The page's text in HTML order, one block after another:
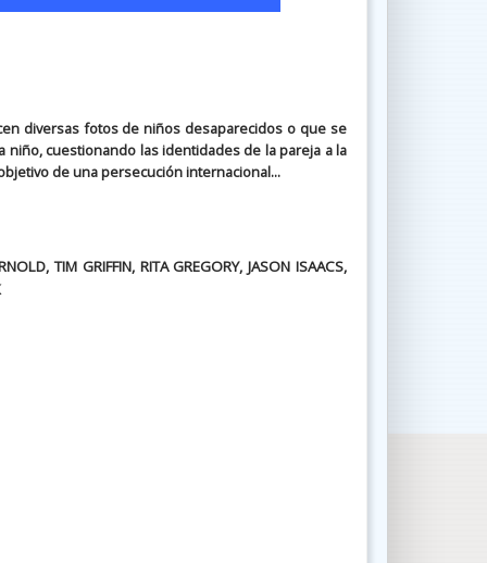
diversas fotos de niños desaparecidos o que se
cuestionando las identidades de la pareja a la
de una persecución internacional...
TIM GRIFFIN, RITA GREGORY, JASON ISAACS,